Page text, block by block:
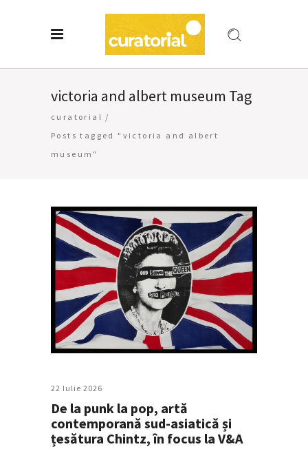
victoria and albert museum Tag
curatorial /
Posts tagged "victoria and albert
museum"
22 Iulie 2026
De la punk la pop, artă
contemporană sud-asiatică și
țesătura Chintz, în focus la V&A